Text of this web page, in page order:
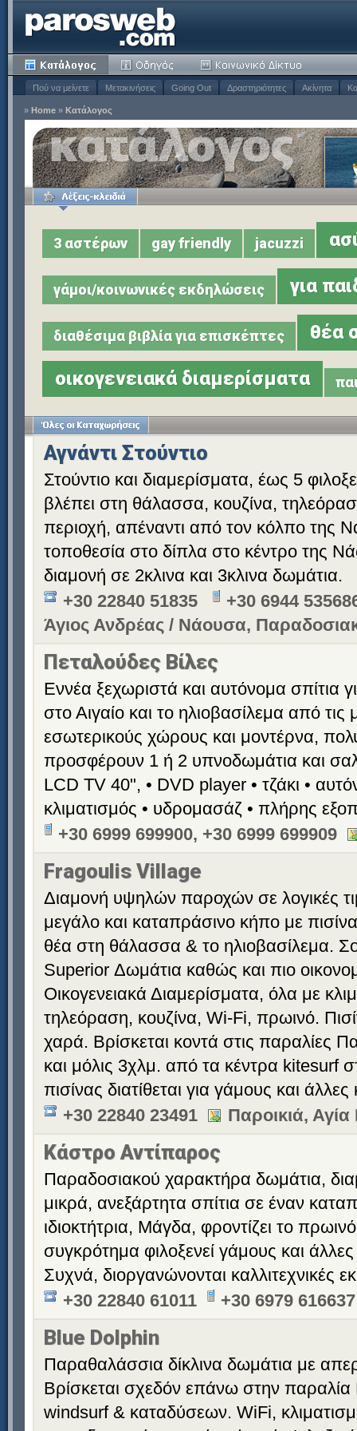
Πού να μείνετε Μετακινήσεις Going Out Δραστηριότητες Ακίνητα
» Home » Κατάλογος
3 αστέρων gay friendly jacuzzi
γάμοι/κοινωνικές εκδηλώσεις για
διαθέσιμα βιβλία για επισκέπτες θέα
οικογενειακά διαμερίσματα
Αγνάντι Στούντιο
Στούντιο και διαμερίσματα, έως 5
βλέπει στη θάλασσα, κουζίνα,
περιοχή, απέναντι από τον κόλπο της
τοποθεσία στο δίπλα στο κέντρο της
διαμονή σε 2κλινα και 3κλινα δωμάτια.
+30 22840 51835
+30 6944
Άγιος Ανδρέας / Νάουσα,
Πεταλούδες Βίλες
Εννέα ξεχωριστά και αυτόνομα σπίτια
στο Αιγαίο και το ηλιοβασίλεμα από
εσωτερικούς χώρους και μοντέρνα,
προσφέρουν 1 ή 2 υπνοδωμάτια και
LCD TV 40", • DVD player • τζάκι •
κλιματισμός • υδρομασάζ • πλήρης
+30 6999 699900, +30 6999 699909
Fragoulis Village
Διαμονή υψηλών παροχών σε λογικές
μεγάλο και καταπράσινο κήπο με
θέα στη θάλασσα & το ηλιοβασίλεμα.
Superior Δωμάτια καθώς και πιο
Οικογενειακά Διαμερίσματα, όλα με
τηλεόραση, κουζίνα, Wi-Fi, πρωινό.
χαρά. Βρίσκεται κοντά στις παραλίες
και μόλις 3χλμ. από τα κέντρα kitesurf
πισίνας διατίθεται για γάμους και
+30 22840 23491
Παροικιά,
Κάστρο Αντίπαρος
Παραδοσιακού χαρακτήρα δωμάτια,
μικρά, ανεξάρτητα σπίτια σε έναν
ιδιοκτήτρια, Μάγδα, φροντίζει το
συγκρότημα φιλοξενεί γάμους και
Συχνά, διοργανώνονται καλλιτεχνικές
+30 22840 61011
+30 6979 616637
Blue Dolphin
Παραθαλάσσια δίκλινα δωμάτια με
Βρίσκεται σχεδόν επάνω στην
windsurf & καταδύσεων. WiFi,